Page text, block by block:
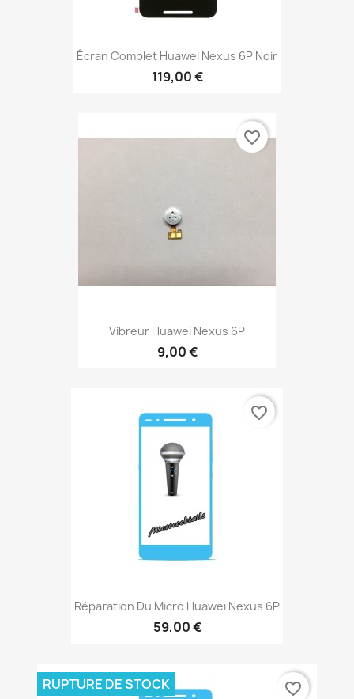
Écran Complet Huawei Nexus 6P Noir
119,00 €
Vibreur Huawei Nexus 6P
9,00 €
favorite_border
Réparation Du Micro Huawei Nexus 6P
59,00 €
favorite_border
RUPTURE DE STOCK favorite_border